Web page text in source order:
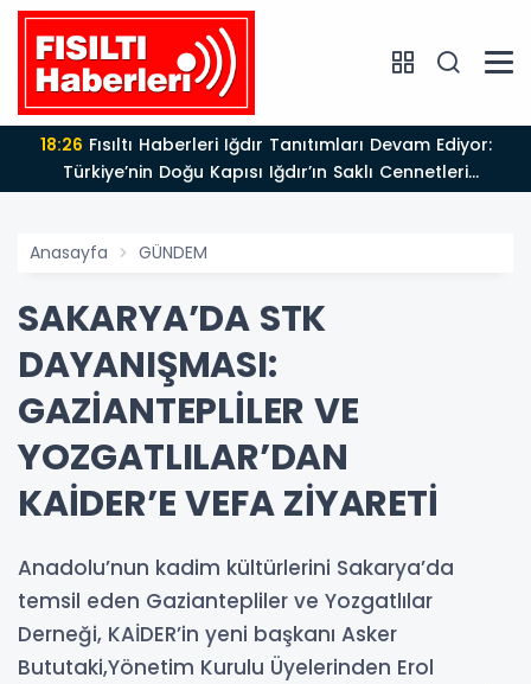
18:26
Türkiye’nin Doğu Kapısı Iğdır’ın Saklı Cennetleri
Keşfedilmeyi Bekliyor
Anasayfa GÜNDEM
SAKARYA’DA STK
DAYANIŞMASI:
GAZİANTEPLİLER VE
YOZGATLILAR’DAN
KAİDER’E VEFA ZİYARETİ
Anadolu’nun kadim kültürlerini Sakarya’da
temsil eden Gaziantepliler ve Yozgatlılar
Derneği, KAİDER’in yeni başkanı Asker
Bututaki,Yönetim Kurulu Üyelerinden Erol